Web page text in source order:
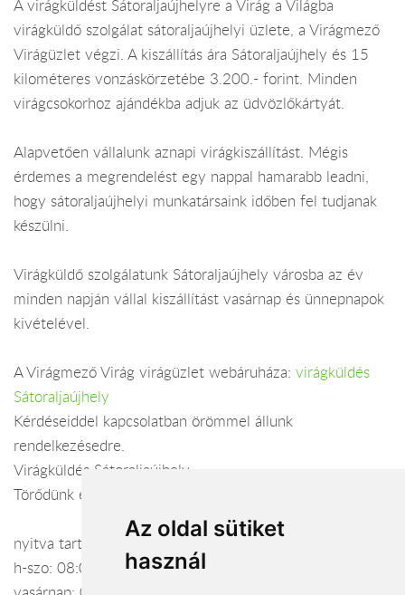
Az oldal sütiket
használ
A virágküldést Sátoraljaújhelyre a Virág a Világba
virágküldő szolgálat sátoraljaújhelyi üzlete, a Virágmező
Virágüzlet végzi. A kiszállítás ára Sátoraljaújhely és 15
kilométeres vonzáskörzetébe 3.200.- forint. Minden
virágcsokorhoz ajándékba adjuk az üdvözlőkártyát.
Alapvetően vállalunk aznapi virágkiszállítást. Mégis
érdemes a megrendelést egy nappal hamarabb leadni,
hogy sátoraljaújhelyi munkatársaink időben fel tudjanak
készülni.
Virágküldő szolgálatunk Sátoraljaújhely városba az év
minden napján vállal kiszállítást vasárnap és ünnepnapok
kivételével.
A Virágmező Virág virágüzlet webáruháza: virágküldés
Sátoraljaújhely
Kérdéseiddel kapcsolatban örömmel állunk
rendelkezésedre.
Virágküldés Sátoraljaújhely
Törődünk egymással
nyitva tartás:
h-szo: 08:00 - 16:00